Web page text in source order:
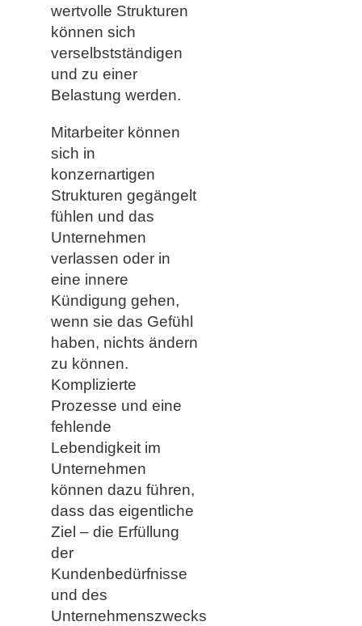
wertvolle Strukturen
können sich
verselbstständigen
und zu einer
Belastung werden.
Mitarbeiter können
sich in
konzernartigen
Strukturen gegängelt
fühlen und das
Unternehmen
verlassen oder in
eine innere
Kündigung gehen,
wenn sie das Gefühl
haben, nichts ändern
zu können.
Komplizierte
Prozesse und eine
fehlende
Lebendigkeit im
Unternehmen
können dazu führen,
dass das eigentliche
Ziel – die Erfüllung
der
Kundenbedürfnisse
und des
Unternehmenszwecks